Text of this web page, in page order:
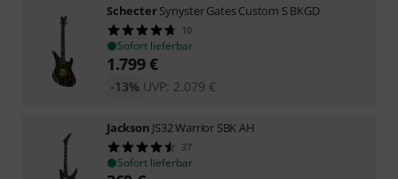
SchecterSynyster Gates Custom S BKGD
10
Sofort lieferbar
1.799€
UVP: 2.079 €
-13%
Jackson JS32 Warrior SBK AH
37
Sofort lieferbar